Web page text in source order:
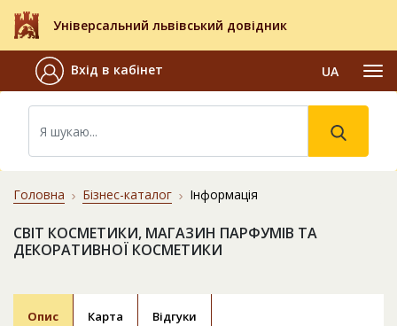
Універсальний львівський довідник
Вхід в кабінет UA
Головна Бізнес-каталог Інформація
СВІТ КОСМЕТИКИ, МАГАЗИН ПАРФУМІВ ТА
ДЕКОРАТИВНОЇ КОСМЕТИКИ
Опис Карта Відгуки